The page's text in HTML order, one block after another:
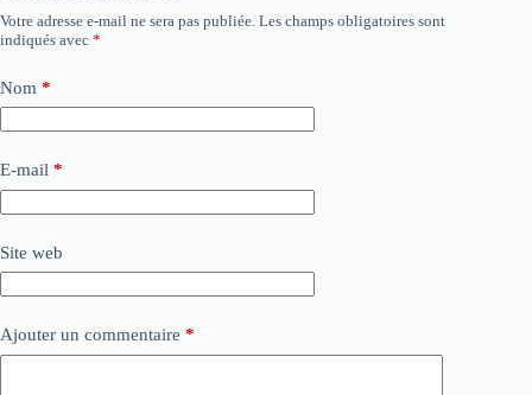
Votre adresse e-mail ne sera pas publiée. Les champs obligatoires sont
indiqués avec *
Nom *
E-mail *
Site web
Ajouter un commentaire *